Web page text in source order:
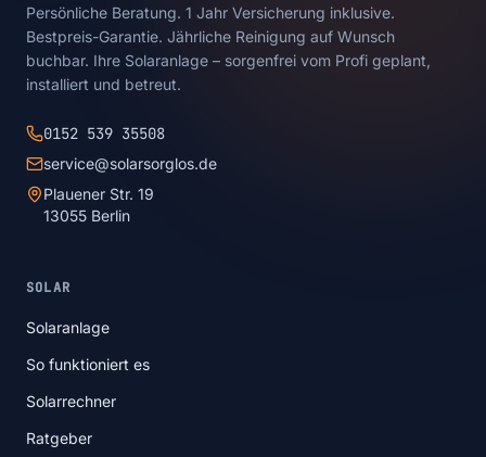
Persönliche Beratung. 1 Jahr Versicherung inklusive.
Bestpreis-Garantie. Jährliche Reinigung auf Wunsch
buchbar. Ihre Solaranlage – sorgenfrei vom Profi geplant,
installiert und betreut.
0152 539 35508
service@solarsorglos.de
Plauener Str. 19
13055 Berlin
SOLAR
Solaranlage
So funktioniert es
Solarrechner
Ratgeber